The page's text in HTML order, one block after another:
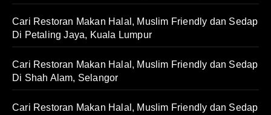
Cari Restoran Makan Halal, Muslim Friendly dan Sedap
Di Petaling Jaya, Kuala Lumpur
Cari Restoran Makan Halal, Muslim Friendly dan Sedap
Di Shah Alam, Selangor
Cari Restoran Makan Halal, Muslim Friendly dan Sedap